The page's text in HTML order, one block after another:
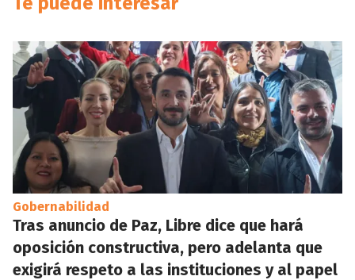
Gobernabilidad
Tras anuncio de Paz, Libre dice que hará
oposición constructiva, pero adelanta que
exigirá respeto a las instituciones y al papel